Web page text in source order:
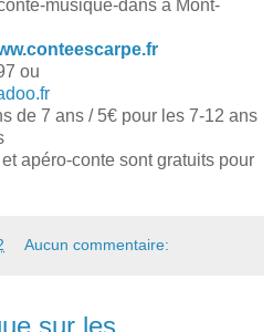
musique-dans à Mont-
ou
de 7 ans / 5€ pour les 7-12 ans
apéro-conte sont gratuits pour
Aucun commentaire:
sur les